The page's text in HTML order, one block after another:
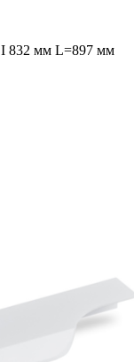
832 мм L=897 мм